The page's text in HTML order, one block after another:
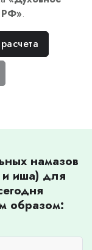
РФ».
намазов
иша) для
образом: